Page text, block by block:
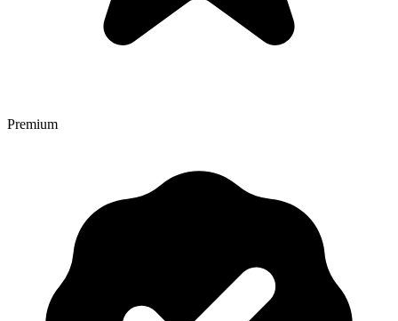
Premium